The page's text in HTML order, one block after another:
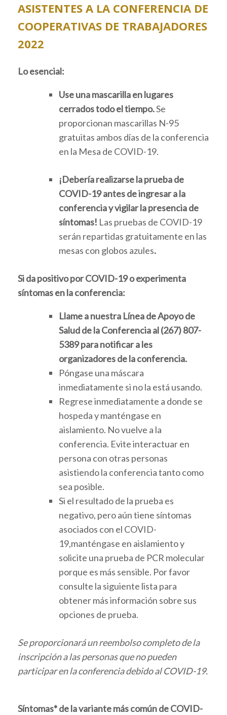
ASISTENTES A LA CONFERENCIA DE
COOPERATIVAS DE TRABAJADORES
2022
Lo esencial:
Use una mascarilla en lugares
cerrados todo el tiempo.Se
proporcionan mascarillas N-95
gratuitas ambos días de la conferencia
en la Mesa de COVID-19.
¡Debería realizarse la prueba de
COVID-19 antes de ingresar a la
conferencia y vigilar la presencia de
síntomas! Las pruebas de COVID-19
serán repartidas gratuitamente en las
mesas con globos azules.
Si da positivo por COVID-19 o experimenta
síntomas en la conferencia:
Llame a nuestra Línea de Apoyo de
Salud de la Conferencia al (267) 807-
5389para notificar a les
organizadores de la conferencia.
Póngase una máscara
inmediatamente si no la está usando.
Regrese inmediatamente a donde se
hospeda y manténgase en
aislamiento. No vuelve a la
conferencia. Evite interactuar en
persona con otras personas
asistiendo la conferencia tanto como
sea posible.
Si el resultado de la prueba es
negativo, pero aún tiene síntomas
asociados con el COVID-
19,manténgase en aislamiento y
solicite una prueba de PCR molecular
porque es más sensible. Por favor
consulte la siguiente lista para
obtener más información sobre sus
opciones de prueba.
Se proporcionará un reembolso completo de la
inscripción a las personas que no pueden
participar en la conferencia debido al COVID-19.
Síntomas* de la variante más común de COVID-